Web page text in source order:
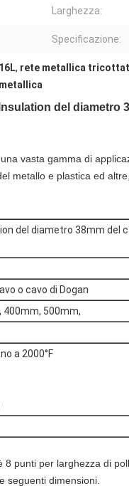
Larghezza:
Specificazione:
, rete metallica
del diametro
vasta gamma di
metallo e plastica ed
del diametro 38mm del
o cavo di Dogan
400mm, 500mm,
a 2000°F
punti per larghezza di
seguenti dimensioni.